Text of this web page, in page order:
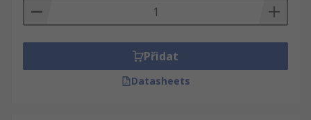
Přidat
Datasheets